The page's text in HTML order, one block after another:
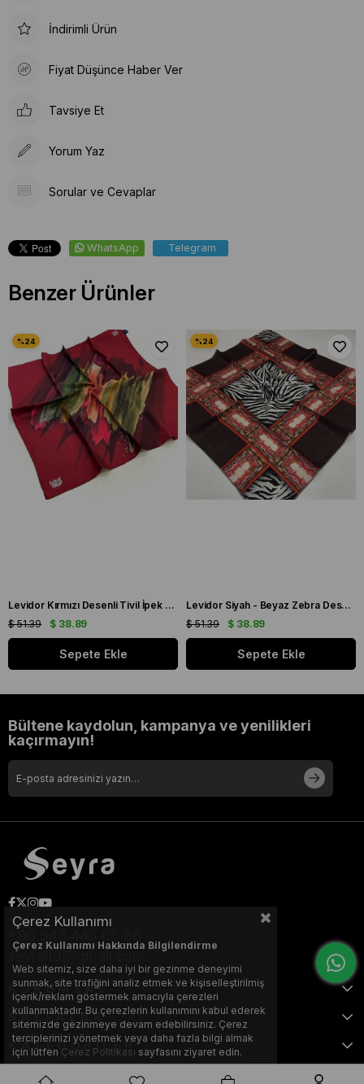
İndirimli Ürün
Fiyat Düşünce Haber Ver
Tavsiye Et
Yorum Yaz
Sorular ve Cevaplar
WhatsApp Telegram
Benzer Ürünler
Levidor Kırmızı Desenli Tivil İpek Eşarp 19086
$ 38.89
$ 51.39
Sepete Ekle
Levidor Siyah - Beyaz Zebra Desen Tivil İpek Eşarp 20808
$ 38.89
$ 51.39
Sepete Ekle
Bültene kaydolun, kampanya ve yenilikleri
kaçırmayın!
seyraltd@gmail.com
KURUMSAL
SAYFALAR
KATEGORİLER
Çerez Kullanımı
Çerez Kullanımı Hakkında Bilgilendirme
Web sitemiz, size daha iyi bir gezinme deneyimi
sunmak, site trafiğini analiz etmek ve kişiselleştirilmiş
içerik/reklam göstermek amacıyla çerezleri
kullanmaktadır. Bu çerezlerin kullanımını kabul ederek
sitemizde gezinmeye devam edebilirsiniz. Çerez
terciplerinizi yönetmek veya daha fazla bilgi almak
için lütfen Çerez Politikası sayfasını ziyaret edin.